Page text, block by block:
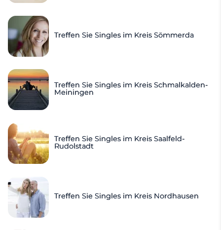
Treffen Sie Singles im Kreis Sömmerda
Treffen Sie Singles im Kreis Schmalkalden-
Meiningen
Treffen Sie Singles im Kreis Saalfeld-
Rudolstadt
Treffen Sie Singles im Kreis Nordhausen